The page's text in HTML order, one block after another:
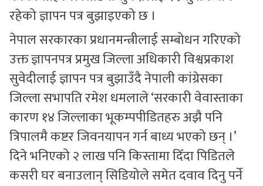
रहेको ज्ञापन पत्र बुझाइएको छ ।
नेपाल सरकारका प्रधानमन्त्रीलाई सम्बोधन गरिएको
उक्त ज्ञापनपत्र प्रमुख जिल्ला अधिकारी विश्वप्रकाश
सुवेदीलाई ज्ञापन पत्र बुझाउँदै नेपाली कांंग्रेसका
जिल्ला सभापति रमेश धमलाले ‘सरकारी वेवास्ताका
कारण १४ जिल्लाका भूकम्पपीडितहरु अझै पनि
त्रिपालमै कष्टर जिवनयापन गर्न बाध्य भएको छन् ।’
दिने भनिएको २ लाख पनि किस्तामा दिँदा पिडितले
कसरी घर बनाउलान् सिडियोले समेत दवाव दिनु पर्ने